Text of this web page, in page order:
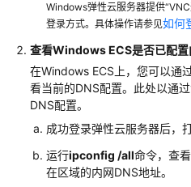
建
汇
总
选
型
配
置
Windows弹性云服务器提供
登录方式。具体操作请参见如何
查看Windows ECS是否已配置
在Windows ECS上，您可以通
看当前的DNS配置。此处以通
DNS配置。
成功登录弹性云服务器后，
运行ipconfig /all命令，查
在区域的内网DNS地址。